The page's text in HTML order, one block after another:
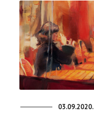
03.09.2020.